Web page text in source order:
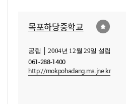
목포하당중학교
공립 │ 2004년 12월 29일 설립
061-288-1400
http://mokpohadang.ms.jne.kr